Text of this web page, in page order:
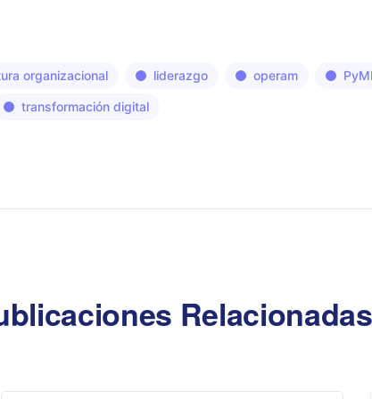
organizacional liderazgo operam
transformación digital
Relacionadas